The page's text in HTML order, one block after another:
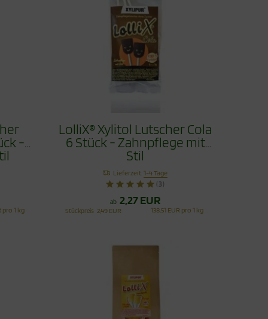
-
pro 1 kg
LolliX® Xylitol Lutscher Cola
6 Stück - Zahnpflege mit
Stil
Lieferzeit:1-4 Tage
(3)
ab 2,27 EUR
Stückpreis 2,49 EUR 138,51 EUR pro 1 kg